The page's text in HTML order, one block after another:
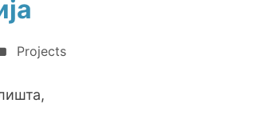
Projects